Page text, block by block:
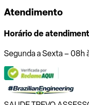
Atendimento
Horário de
Segunda a Sexta – 08h